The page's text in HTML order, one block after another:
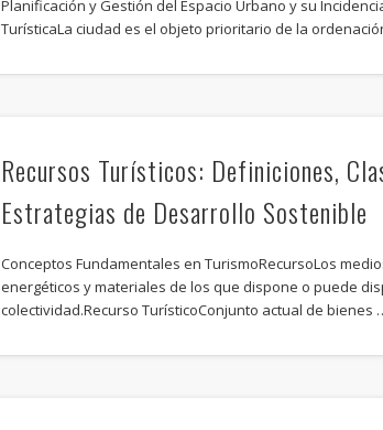
Planificación y Gestión del Espacio Urbano y su
TurísticaLa ciudad es el objeto prioritario de la
Recursos Turísticos: Definiciones,
Estrategias de Desarrollo Sostenible
Conceptos Fundamentales en TurismoRecursoLos
energéticos y materiales de los que dispone o puede
colectividad.Recurso TurísticoConjunto actual de bienes